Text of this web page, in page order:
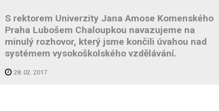
S rektorem Univerzity Jana Amose Komenského
Praha Lubošem Chaloupkou navazujeme na
minulý rozhovor, který jsme končili úvahou nad
systémem vysokoškolského vzdělávání.
28. 02. 2017